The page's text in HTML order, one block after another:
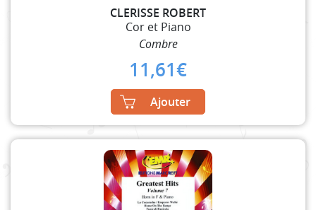
CLERISSE ROBERT
Cor et Piano
Combre
11,61€
Ajouter